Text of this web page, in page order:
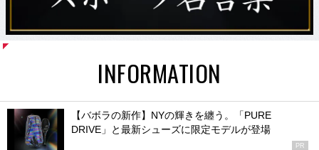
INFORMATION
【バボラの新作】NYの輝きを纏う。「PURE
DRIVE」と最新シューズに限定モデルが登場
PR